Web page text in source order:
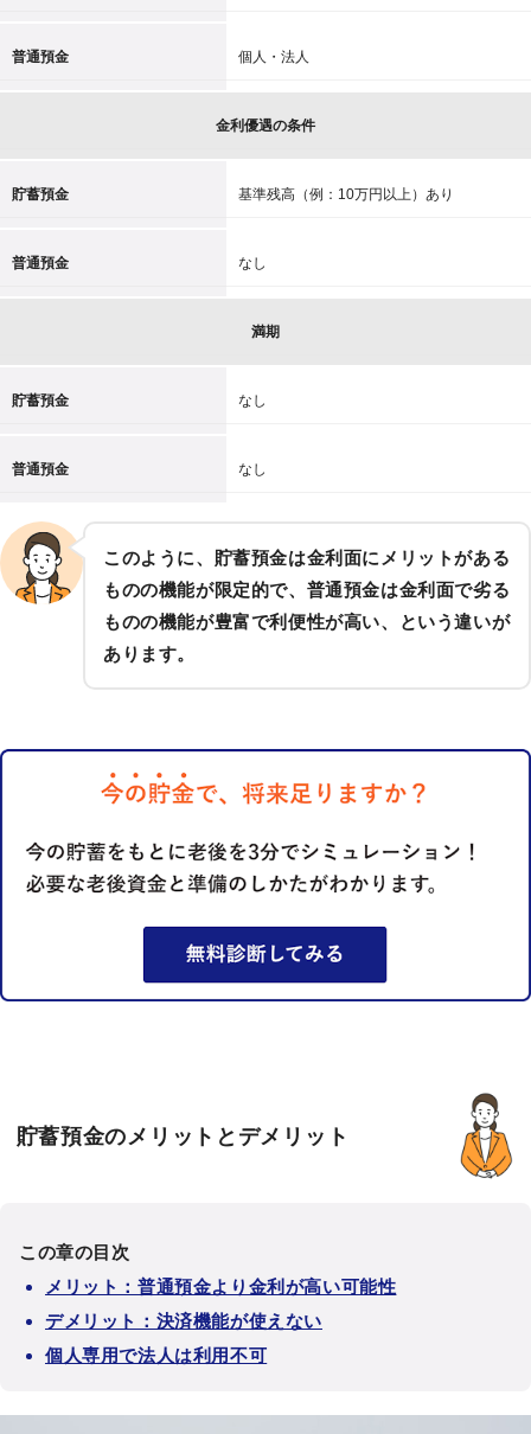
普通預金 個人・法人
金利優遇の条件
貯蓄預金 基準残高（例：10万円以上）あり
普通預金 なし
満期
貯蓄預金 なし
普通預金 なし
このように、貯蓄預金は金利面にメリットがある
ものの機能が限定的で、普通預金は金利面で劣る
ものの機能が豊富で利便性が高い、という違いが
あります。
貯蓄預金のメリットとデメリット
この章の目次
メリット：普通預金より金利が高い可能性
デメリット：決済機能が使えない
個人専用で法人は利用不可